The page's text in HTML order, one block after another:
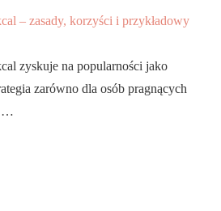
– zasady, korzyści i przykładowy
zyskuje na popularności jako
zarówno dla osób pragnących
…